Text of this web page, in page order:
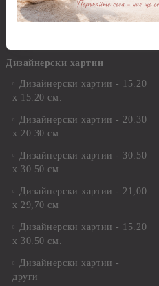
Шаблони
Дизайнерски хартии
Дизайнерски хартии - 15.20
х 15.20 см.
Дизайнерски хартии - 20.30
х 20.30 см.
Дизайнерски хартии - 30.50
х 30.50 см.
Дизайнерски хартии - 21,00
х 29,70 см
Дизайнерски хартии - 15.20
x 30.50 см.
Дизайнерски хартии -
други